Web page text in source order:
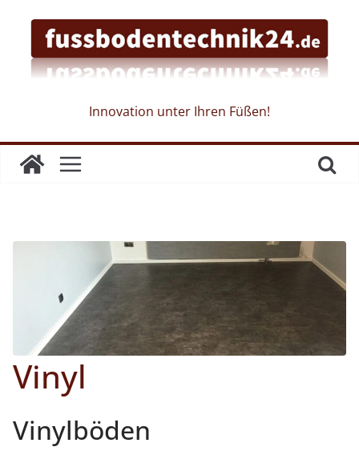
content
Innovation unter Ihren Füßen!
Vinyl
Vinylböden